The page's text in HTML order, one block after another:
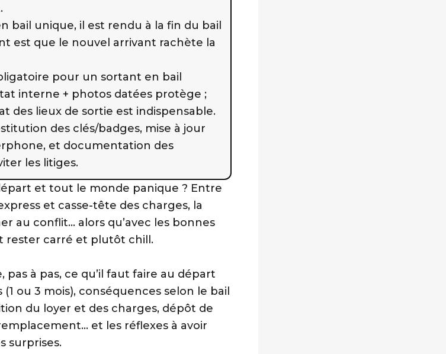
bail unique, il est rendu à la fin du bail
est que le nouvel arrivant rachète la
pour un sortant en bail
interne + photos datées protège ;
des lieux de sortie est indispensable.
des clés/badges, mise à jour
et documentation des
les litiges.
et tout le monde panique ? Entre
et casse-tête des charges, la
au conflit… alors qu’avec les bonnes
rester carré et plutôt chill.
pas à pas, ce qu’il faut faire au départ
ou 3 mois), conséquences selon le bail
du loyer et des charges, dépôt de
et les réflexes à avoir
surprises.